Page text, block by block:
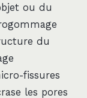
ou du
du
fissures
les pores